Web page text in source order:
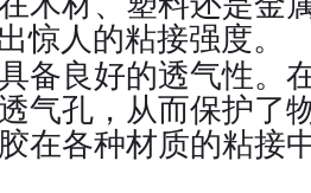
惊人的粘接强度。
备良好的透气性。
气孔，从而保护了
在各种材质的粘接